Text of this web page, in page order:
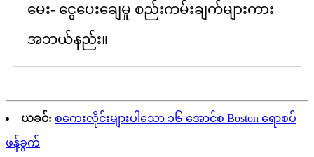
မေး- ငွေပေးချေမှု စည်းကမ်းချက်များကား
အဘယ်နည်း။
ယခင်: စကေးလိုင်းများပါသော ၁၆ အောင်စ Boston ရောစပ်
ဖန်ခွက်